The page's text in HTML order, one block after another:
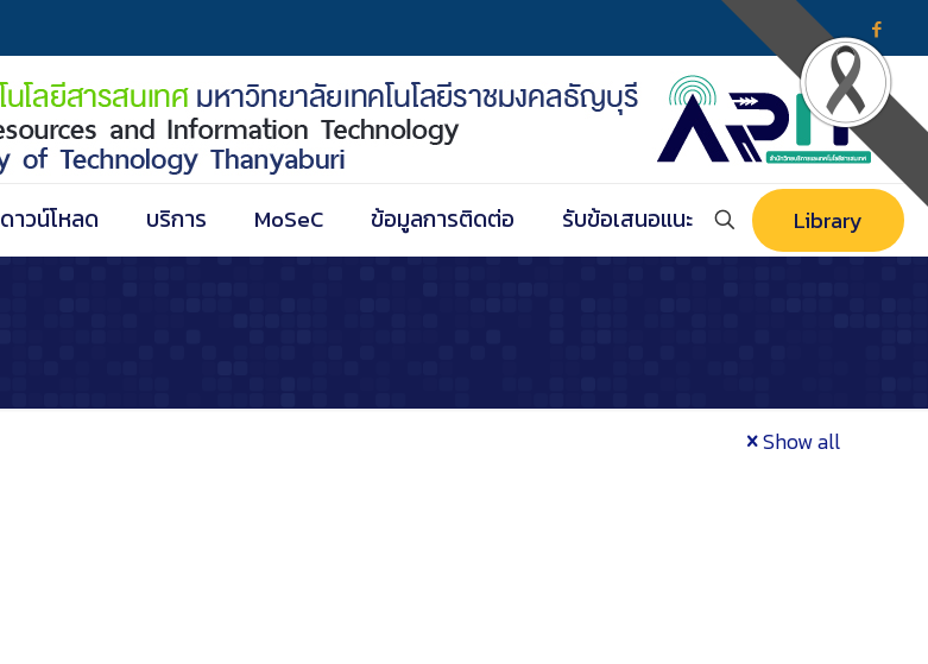
ดาวน์โหลด บริการ MoSeC ข้อมูลการติดต่อ รับข้อเสนอแนะ Library
Show all